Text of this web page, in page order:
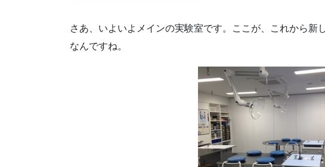
さあ、いよいよメインの実験室です。ここが、これから新
なんですね。